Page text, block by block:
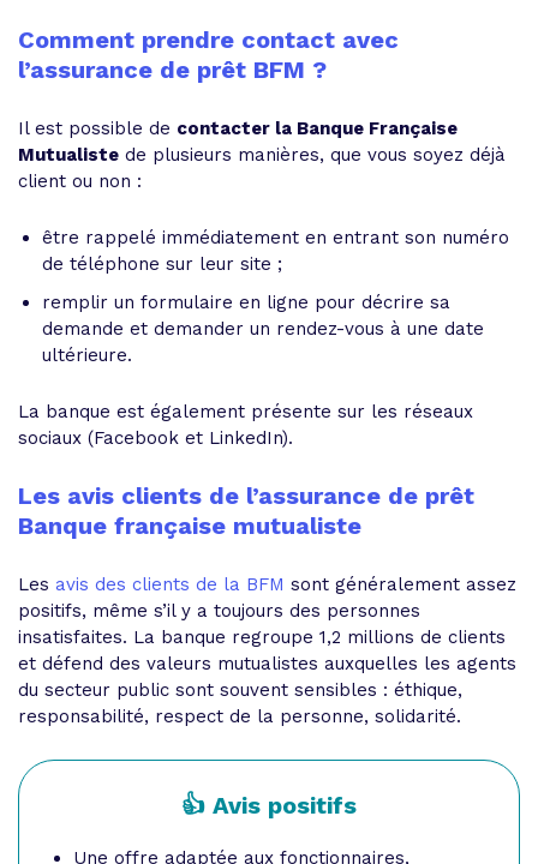
Comment prendre contact avec
l’assurance de prêt BFM ?
Il est possible de contacter la Banque Française
Mutualiste de plusieurs manières, que vous soyez déjà
client ou non :
être rappelé immédiatement en entrant son numéro
de téléphone sur leur site ;
remplir un formulaire en ligne pour décrire sa
demande et demander un rendez-vous à une date
ultérieure.
La banque est également présente sur les réseaux
sociaux (Facebook et LinkedIn).
Les avis clients de l’assurance de prêt
Banque française mutualiste
Les avis des clients de la BFM sont généralement assez
positifs, même s’il y a toujours des personnes
insatisfaites. La banque regroupe 1,2 millions de clients
et défend des valeurs mutualistes auxquelles les agents
du secteur public sont souvent sensibles : éthique,
responsabilité, respect de la personne, solidarité.
👍 Avis positifs
Une offre adaptée aux fonctionnaires,